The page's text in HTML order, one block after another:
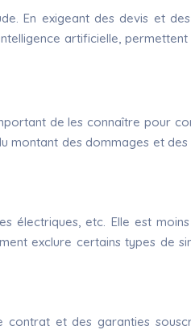
En exigeant des devis et
artificielle, permettent
de les connaître pour
montant des dommages et
électriques, etc. Elle est
exclure certains types de
et des garanties